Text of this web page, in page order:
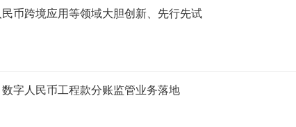
币跨境应用等领域大胆创新、先行先试
字人民币工程款分账监管业务落地